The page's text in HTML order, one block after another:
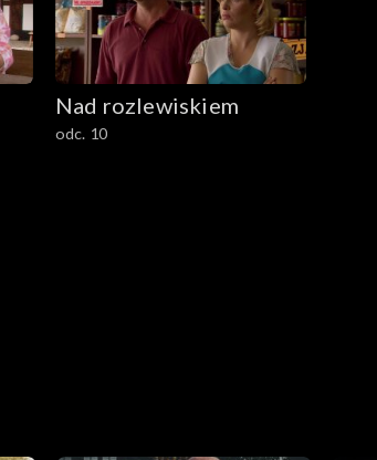
Nad rozlewiskiem
odc. 10